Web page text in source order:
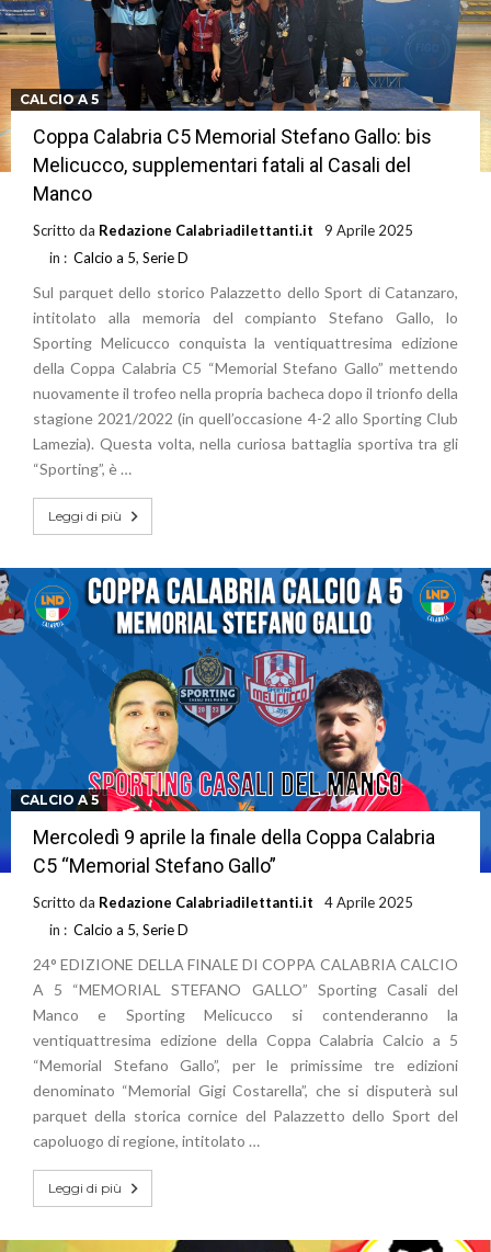
CALCIO A 5
Coppa Calabria C5 Memorial Stefano Gallo: bis
Melicucco, supplementari fatali al Casali del
Manco
Scritto da Redazione Calabriadilettanti.it
9 Aprile 2025
in : Calcio a 5, Serie D
Sul parquet dello storico Palazzetto dello Sport di Catanzaro,
intitolato alla memoria del compianto Stefano Gallo, lo
Sporting Melicucco conquista la ventiquattresima edizione
della Coppa Calabria C5 “Memorial Stefano Gallo” mettendo
nuovamente il trofeo nella propria bacheca dopo il trionfo della
stagione 2021/2022 (in quell’occasione 4-2 allo Sporting Club
Lamezia). Questa volta, nella curiosa battaglia sportiva tra gli
“Sporting”, è …
Leggi di più
CALCIO A 5
Mercoledì 9 aprile la finale della Coppa Calabria
C5 “Memorial Stefano Gallo”
Scritto da Redazione Calabriadilettanti.it
4 Aprile 2025
in : Calcio a 5, Serie D
24° EDIZIONE DELLA FINALE DI COPPA CALABRIA CALCIO
A 5 “MEMORIAL STEFANO GALLO” Sporting Casali del
Manco e Sporting Melicucco si contenderanno la
ventiquattresima edizione della Coppa Calabria Calcio a 5
“Memorial Stefano Gallo”, per le primissime tre edizioni
denominato “Memorial Gigi Costarella”, che si disputerà sul
parquet della storica cornice del Palazzetto dello Sport del
capoluogo di regione, intitolato …
Leggi di più